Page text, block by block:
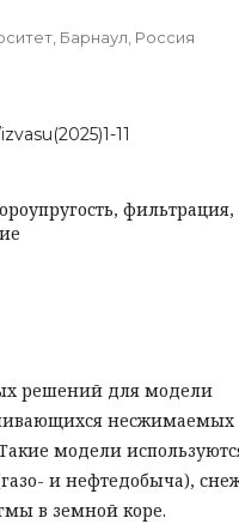
Барнаул, Россия
11
фильтрация,
решений для модели
несжимаемых
модели
и нефтедобыча),
в земной коре.